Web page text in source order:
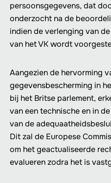
persoonsgegevens, dat
onderzocht na de
indien de verlenging van
van het VK wordt
Aangezien de hervorming
gegevensbescherming in
bij het Britse parlement,
van een technische en in
van de
Dit zal de Europese
om het geactualiseerde
evalueren zodra het is